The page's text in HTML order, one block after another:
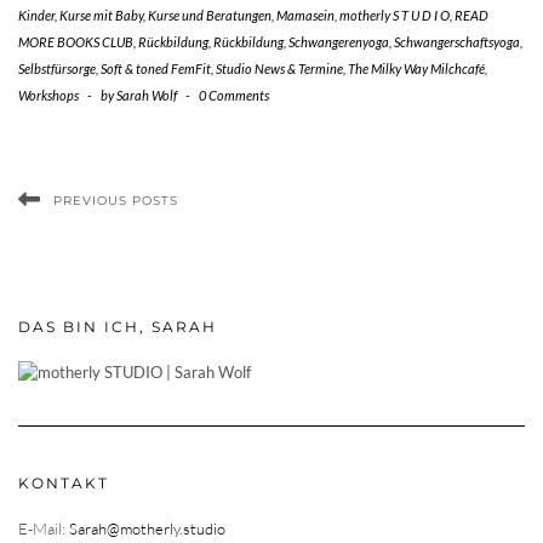
Kinder, Kurse mit Baby,Kurse und Beratungen Mamasein motherly S T U D I O READ
MORE BOOKS CLUB Rückbildung, Rückbildung, Schwangerenyoga Schwangerschaftsyoga
Selbstfürsorge Soft & toned FemFit Studio News & Termine The Milky Way Milchcafé
Workshops - bySarah Wolf - 0 Comments
PREVIOUS POSTS
DAS BIN ICH, SARAH
KONTAKT
E-Mail: Sarah@motherly.studio